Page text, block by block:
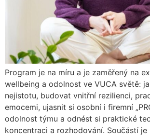
Program je na míru a je zaměřený na
wellbeing a odolnost ve VUCA světě:
nejistotu, budovat vnitřní rezilienci,
emocemi, ujasnit si osobní i firemní
odolnost týmu a odnést si praktické
koncentraci a rozhodování. Součástí